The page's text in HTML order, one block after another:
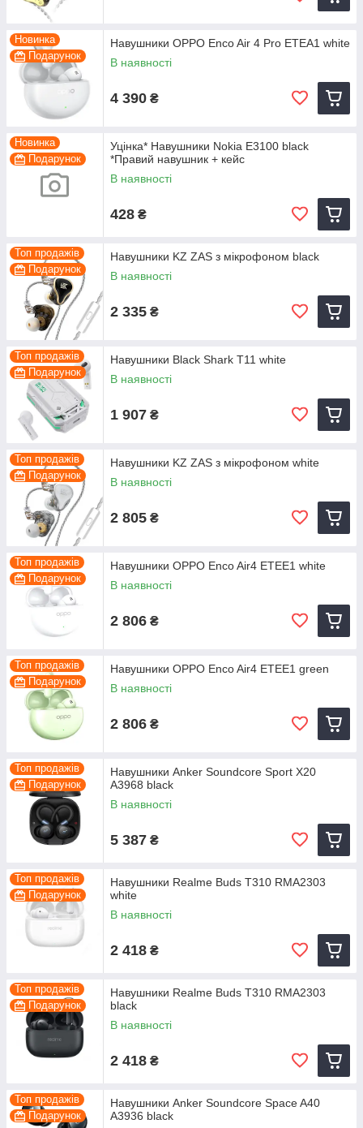
Новинка
Подарунок
Навушники OPPO Enco Air 4 Pro ETEA1 white
В наявності
4 390 ₴
Новинка
Подарунок
Уцінка* Навушники Nokia E3100 black
*Правий навушник + кейс
В наявності
428 ₴
Топ продажів
Подарунок
Навушники KZ ZAS з мікрофоном black
В наявності
2 335 ₴
Топ продажів
Подарунок
Навушники Black Shark T11 white
В наявності
1 907 ₴
Топ продажів
Подарунок
Навушники KZ ZAS з мікрофоном white
В наявності
2 805 ₴
Топ продажів
Подарунок
Навушники OPPO Enco Air4 ETEE1 white
В наявності
2 806 ₴
Топ продажів
Подарунок
Навушники OPPO Enco Air4 ETEE1 green
В наявності
2 806 ₴
Топ продажів
Подарунок
Навушники Anker Soundcore Sport X20
A3968 black
В наявності
5 387 ₴
Топ продажів
Подарунок
Навушники Realme Buds T310 RMA2303
white
В наявності
2 418 ₴
Топ продажів
Подарунок
Навушники Realme Buds T310 RMA2303
black
В наявності
2 418 ₴
Топ продажів
Подарунок
Навушники Anker Soundcore Space A40
A3936 black